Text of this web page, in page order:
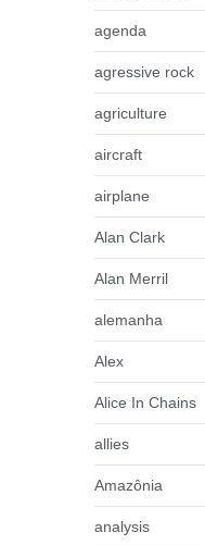
agenda
agressive rock
agriculture
aircraft
airplane
Alan Clark
Alan Merril
alemanha
Alex
Alice In Chains
allies
Amazônia
analysis